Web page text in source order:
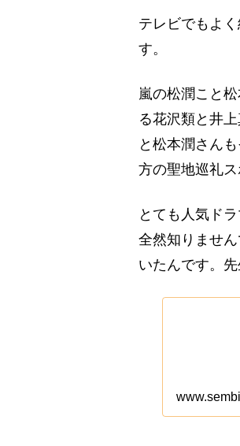
テレビでもよ
す。
嵐の松潤こと
る花沢類と井
と松本潤さん
方の聖地巡礼ス
とても人気ド
全然知りませ
いたんです。